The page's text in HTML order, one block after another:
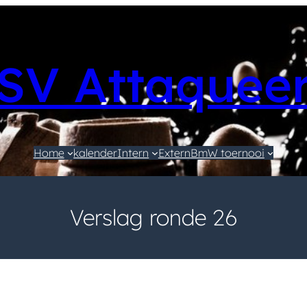
Home kalenderIntern ExternBmW toernooi
Verslag ronde 26